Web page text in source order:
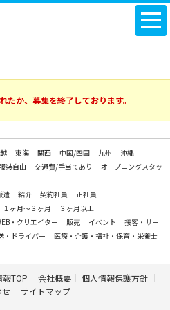
たか、募集を終了しております。
東海 関西 中国/四国 九州
沖縄
装自由 交通費/手当てあり
オープニングスタッ
遣 紹介 契約社員
正社員
１ヶ月～３ヶ月
３ヶ月以上
・クリエイター 販売 イベント
接客・サー
・ドライバー
医療・介護・福祉・保育・栄養士
TOP 会社概要
個人情報保護方針
せ
サイトマップ